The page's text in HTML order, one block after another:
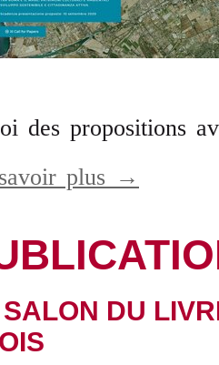
des propositions
plus →
DU